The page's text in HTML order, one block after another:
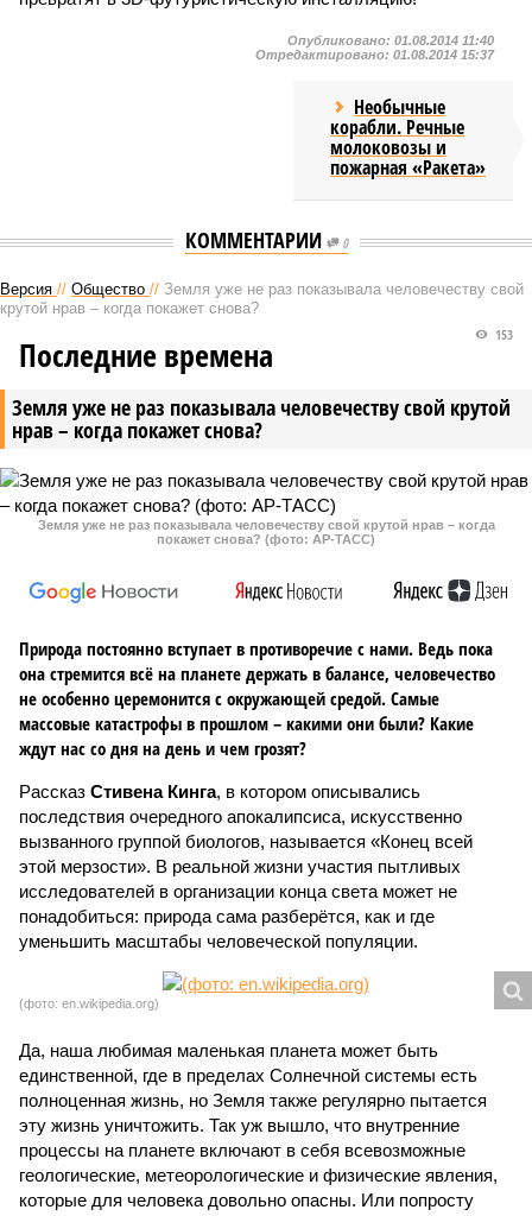
Опубликовано: 01.08.2014 11:40
Отредактировано: 01.08.2014 15:37
Необычные
корабли. Речные
молоковозы и
пожарная «Ракета»
КОММЕНТАРИИ 0
Версия // Общество // Земля уже не раз показывала человечеству свой
крутой нрав – когда покажет снова?
Земля уже не раз показывала человечеству свой крутой
нрав – когда покажет снова?
153
Последние времена
Земля уже не раз показывала человечеству свой крутой нрав – когда
покажет снова? (фото: АР-ТАСС)
Природа постоянно вступает в противоречие с нами. Ведь пока
она стремится всё на планете держать в балансе, человечество
не особенно церемонится с окружающей средой. Самые
массовые катастрофы в прошлом – какими они были? Какие
ждут нас со дня на день и чем грозят?
Рассказ Стивена Кинга, в котором описывались
последствия очередного апокалипсиса, искусственно
вызванного группой биологов, называется «Конец всей
этой мерзости». В реальной жизни участия пытливых
исследователей в организации конца света может не
понадобиться: природа сама разберётся, как и где
уменьшить масштабы человеческой популяции.
(фото: en.wikipedia.org)
Да, наша любимая маленькая планета может быть
единственной, где в пределах Солнечной системы есть
полноценная жизнь, но Земля также регулярно пытается
эту жизнь уничтожить. Так уж вышло, что внутренние
процессы на планете включают в себя всевозможные
геологические, метеорологические и физические явления,
которые для человека довольно опасны. Или попросту